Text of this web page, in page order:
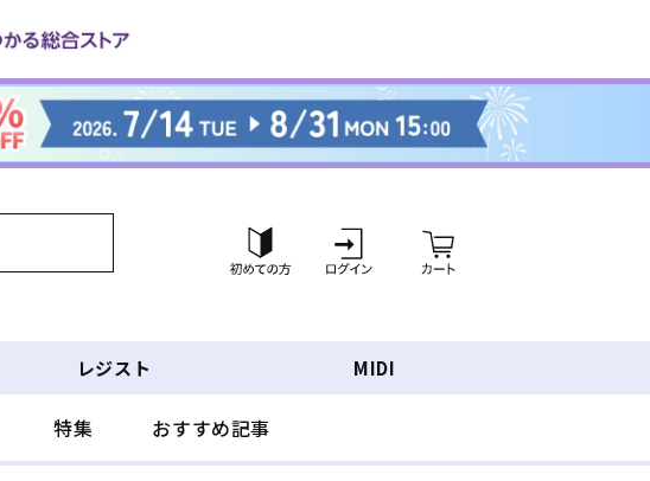
グ
イ
ー
ト
特集 おすすめ記事
レジスト MIDI